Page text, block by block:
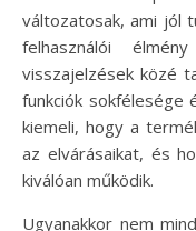
változatosak, ami jól
felhasználói
visszajelzések közé
funkciók sokfélesége
kiemeli, hogy a
az elvárásaikat, és
kiválóan működik.
Ugyanakkor nem